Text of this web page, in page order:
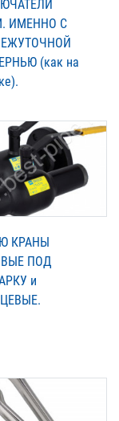
ИМЕННО С
(как на
КРАНЫ
ПОД
и